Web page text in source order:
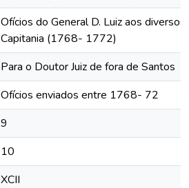
Ofícios do General D. Luiz aos diversos
Capitania (1768- 1772)
Para o Doutor Juiz de fora de Santos
Ofícios enviados entre 1768- 72
9
10
XCII